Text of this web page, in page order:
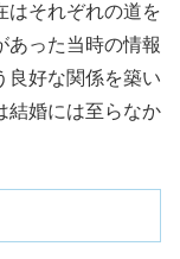
はそれぞれの道を
あった当時の情報
良好な関係を築い
結婚には至らなか